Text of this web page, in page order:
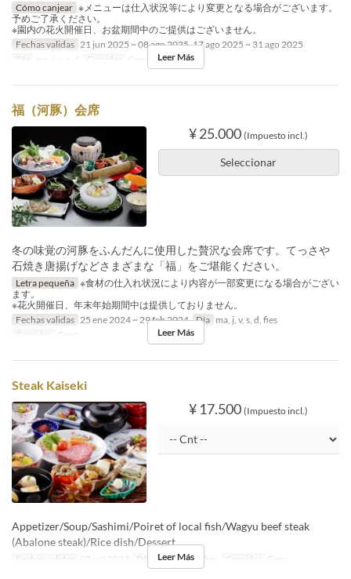
Cómo canjear ※メニューは仕入状況等により変更となる場合がございます。
予めご了承ください。
※園内の花火開催日、お盆期間中のご提供はございません。
Fechas validas 21 jun 2025 ~ 08 ago 2025, 17 ago 2025 ~ 31 ago 2025
Día
ma, j, v, s, d Comidas Cena Leer Más
福（河豚）会席
¥ 25.000 (Impuesto incl.)
Seleccionar
冬の味覚の河豚をふんだんに使用した贅沢な会席です。てっさや
石焼き唐揚げなどさまざまな「福」をご堪能ください。
Letra pequeña ※食材の仕入れ状況により内容が一部変更になる場合がござい
ます。
※花火開催日、年末年始期間中は提供しておりません。
Fechas validas 25 ene 2024 ~ 29 feb 2024 Día ma, j, v, s, d, fies
Comidas
Cena Leer Más
Steak Kaiseki
¥ 17.500 (Impuesto incl.)
Appetizer/Soup/Sashimi/Poiret of local fish/Wagyu beef steak
(Abalone steak)/Rice dish/Dessert
Fechas validas 07 oct 2023 Día ma, j, v, s, d, fies Comidas Cena
Leer Más